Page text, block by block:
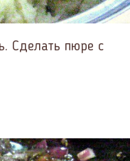
Сделать пюре с